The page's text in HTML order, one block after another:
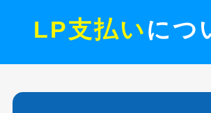
LP支払いにつ